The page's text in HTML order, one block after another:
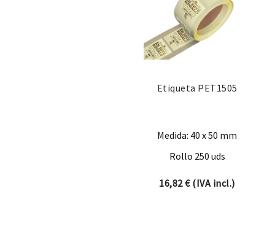
Etiqueta PET1505
Medida: 40 x 50 mm
Rollo 250 uds
16,82€(IVA incl.)